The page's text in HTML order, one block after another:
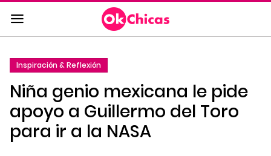
Saltar
al
contenido
a
la
navegación
principal
Inspiración & Reflexión
Niña genio mexicana le pide
apoyo a Guillermo del Toro
para ir a la NASA